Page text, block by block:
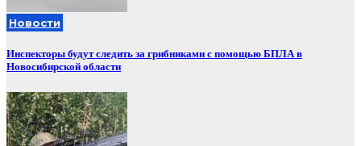
Новости
Инспекторы будут следить за грибниками с помощью БПЛА в
Новосибирской области